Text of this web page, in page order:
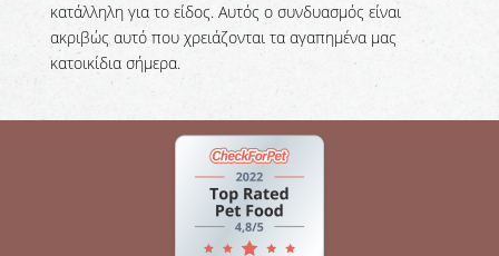
κατάλληλη για το είδος. Αυτός ο συνδυασμός είναι
ακριβώς αυτό που χρειάζονται τα αγαπημένα μας
κατοικίδια σήμερα.